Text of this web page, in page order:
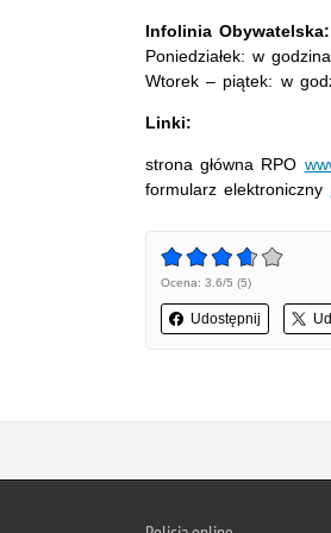
Infolinia
Poniedziałek: w
Wtorek – piątek: w
Linki:
strona główna RPO
formularz elektroniczny
Ocena: 3.6/5 (5)
Udostępnij